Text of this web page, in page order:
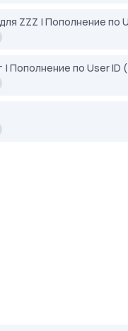
ZZZ | Пополнение по
Пополнение по User ID